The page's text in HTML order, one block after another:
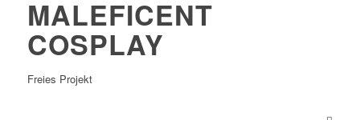
MALEFICENT
COSPLAY
Freies Projekt